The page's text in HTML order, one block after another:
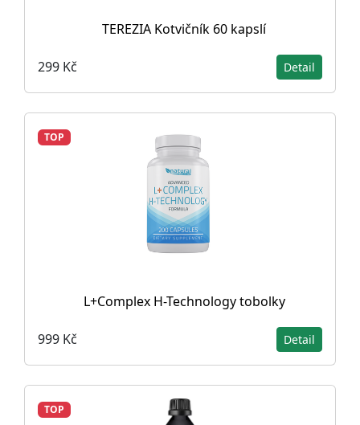
TEREZIA Kotvičník 60 kapslí
299 Kč Detail
TOP
L+Complex H-Technology tobolky
999 Kč Detail
TOP